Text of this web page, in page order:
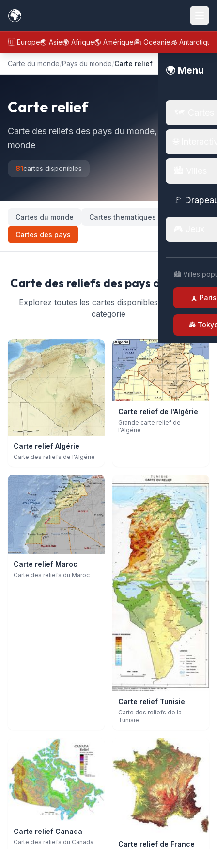
🌍
🇪🇺 Europe🌏 Asie🌍 Afrique🌎 Amérique🏝️ Océanie🧊 Antarctique
🌍 Menu
🚩
🏙️ Villes
🗼 Paris
🏯
Carte du monde/Pays du monde/Carte relief
Carte relief
Carte des reliefs des pays du monde, carte du
monde
81cartes disponibles
Cartes du monde Cartes thematiques
Cartes des pays
Carte des reliefs des pays du monde
Explorez toutes les cartes disponibles dans cette
categorie
Carte relief Algérie
Carte des reliefs de l'Algérie
Carte relief de l'Algérie
Grande carte relief de
l'Algérie
Carte relief Maroc
Carte des reliefs du Maroc
Carte relief Tunisie
Carte des reliefs de la
Tunisie
Carte relief Canada
Carte des reliefs du Canada Carte relief de France